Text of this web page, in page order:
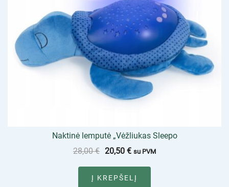
Naktinė lemputė „Vėžliukas Sleepo
28,00€ 20,50 € su PVM
Į KREPŠELĮ